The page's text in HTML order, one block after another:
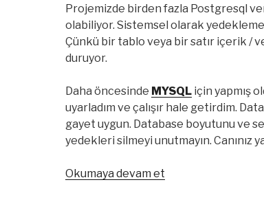
Projemizde birden fazla Postgresql
olabiliyor. Sistemsel olarak
Çünkü bir tablo veya bir satır içerik /
duruyor.
Daha öncesinde MYSQL için yapmış
uyarladım ve çalışır hale getirdim.
gayet uygun. Database boyutunu ve
yedekleri silmeyi unutmayın. Canınız
Okumaya devam et